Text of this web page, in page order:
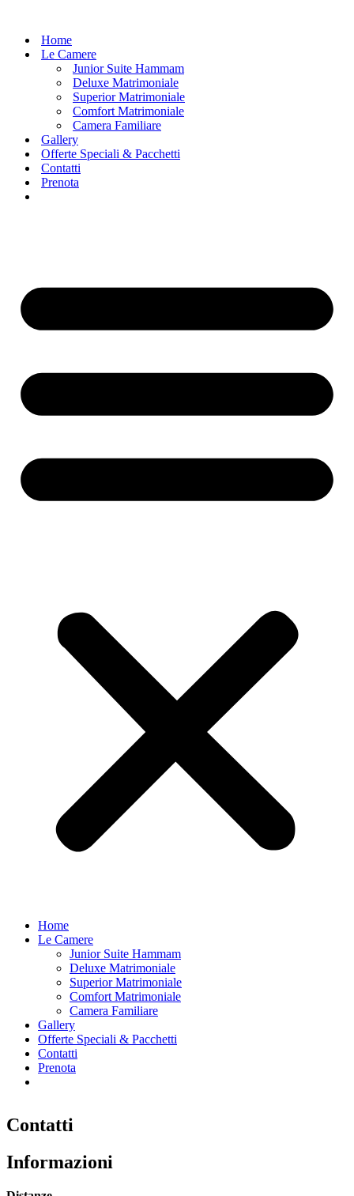
Home
Le Camere
Junior Suite Hammam
Deluxe Matrimoniale
Superior Matrimoniale
Comfort Matrimoniale
Camera Familiare
Gallery
Offerte Speciali & Pacchetti
Contatti
Prenota
Home
Le Camere
Junior Suite Hammam
Deluxe Matrimoniale
Superior Matrimoniale
Comfort Matrimoniale
Camera Familiare
Gallery
Offerte Speciali & Pacchetti
Contatti
Prenota
Contatti
Informazioni